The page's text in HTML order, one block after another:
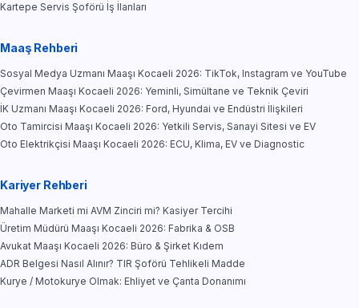
Kartepe Servis Şoförü İş İlanları
Maaş Rehberi
Sosyal Medya Uzmanı Maaşı Kocaeli 2026: TikTok, Instagram ve YouTube
Çevirmen Maaşı Kocaeli 2026: Yeminli, Simültane ve Teknik Çeviri
İK Uzmanı Maaşı Kocaeli 2026: Ford, Hyundai ve Endüstri İlişkileri
Oto Tamircisi Maaşı Kocaeli 2026: Yetkili Servis, Sanayi Sitesi ve EV
Oto Elektrikçisi Maaşı Kocaeli 2026: ECU, Klima, EV ve Diagnostic
Kariyer Rehberi
Mahalle Marketi mi AVM Zinciri mi? Kasiyer Tercihi
Üretim Müdürü Maaşı Kocaeli 2026: Fabrika & OSB
Avukat Maaşı Kocaeli 2026: Büro & Şirket Kıdem
ADR Belgesi Nasıl Alınır? TIR Şoförü Tehlikeli Madde
Kurye / Motokurye Olmak: Ehliyet ve Çanta Donanımı